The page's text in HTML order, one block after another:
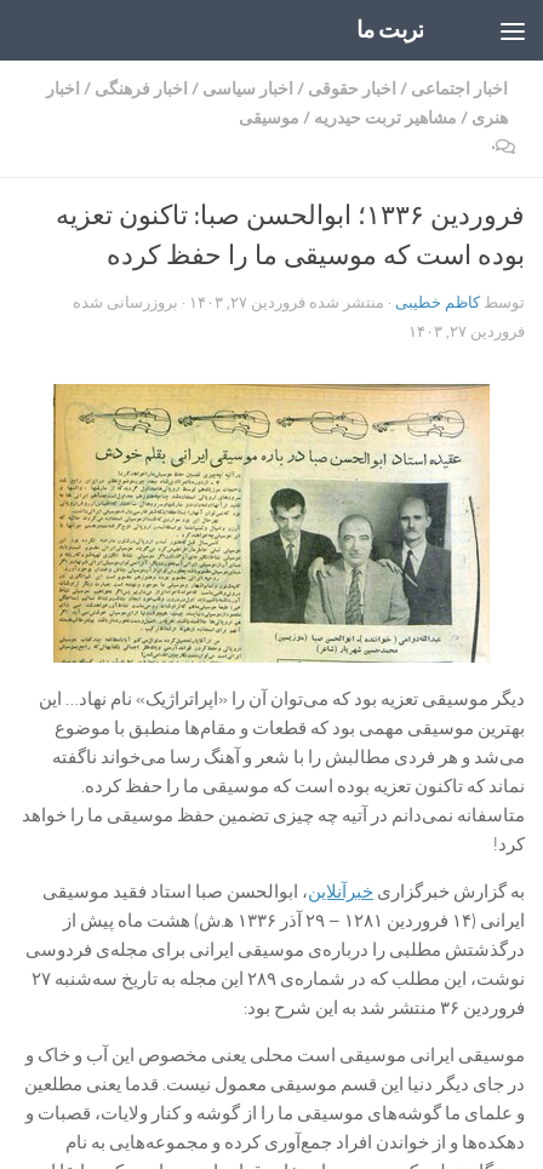
تربت ما
اخبار اجتماعی / اخبار حقوقی / اخبار سیاسی / اخبار فرهنگی / اخبار
هنری / مشاهیر تربت حیدریه / موسیقی
۰
فروردین ۱۳۳۶؛ ابوالحسن صبا: تاکنون تعزیه
بوده است که موسیقی ما را حفظ کرده
توسطکاظم خطیبی · منتشر شده فروردین ۲۷, ۱۴۰۳
· بروزرسانی شده
فروردین ۲۷, ۱۴۰۳
دیگر موسیقی تعزیه بود که می‌توان آن را «اپراتراژیک» نام نهاد… این
بهترین موسیقی مهمی بود که قطعات و مقام‌ها منطبق با موضوع
می‌شد و هر فردی مطالبش را با شعر و آهنگ رسا می‌خواند ناگفته
نماند که تاکنون تعزیه بوده است که موسیقی ما را حفظ کرده.
متاسفانه نمی‌دانم در آتیه چه چیزی تضمین حفظ موسیقی ما را خواهد
کرد!
به گزارش خبرگزاری خبرآنلاین، ابوالحسن صبا استاد فقید موسیقی
ایرانی (۱۴ فروردین ۱۲۸۱ – ۲۹ آذر ۱۳۳۶ ه‍.ش) هشت ماه پیش از
درگذشتش مطلبی را درباره‌ی موسیقی ایرانی برای مجله‌ی فردوسی
نوشت، این مطلب که در شماره‌ی ۲۸۹ این مجله به تاریخ سه‌شنبه ۲۷
فروردین ۳۶ منتشر شد به این شرح بود:
موسیقی ایرانی موسیقی است محلی یعنی مخصوص این آب و خاک و
در جای دیگر دنیا این قسم موسیقی معمول نیست. قدما یعنی مطلعین
و علمای ما گوشه‌های موسیقی ما را از گوشه و کنار ولایات، قصبات و
دهکده‌ها و از خواندن افراد جمع‌آوری کرده و مجموعه‌هایی به نام